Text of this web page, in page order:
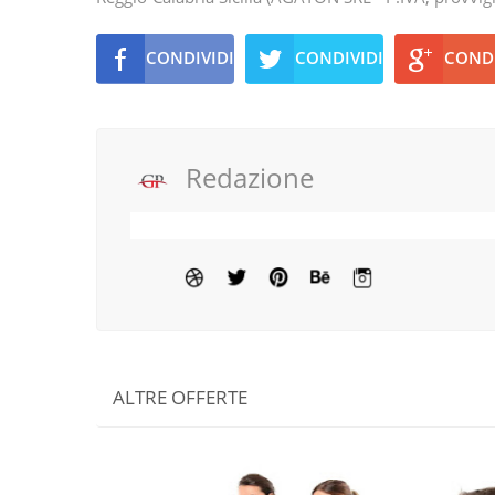
CONDIVIDI CONDIVIDI
Redazione
ALTRE OFFERTE